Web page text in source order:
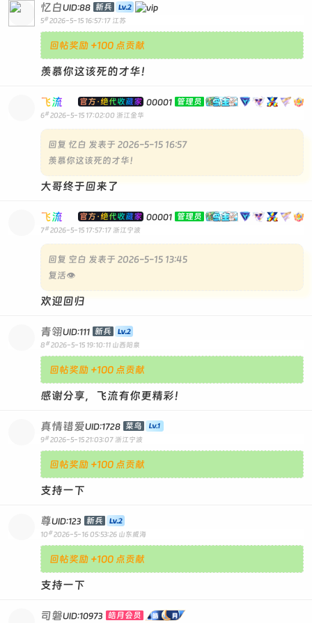
忆白UID:88 新兵
5# 2026-5-15 16:57:17 江苏
回帖奖励 +100 点贡献
羡慕你这该死的才华！
飞流 官方·绝代收藏家 00001 管理员
6# 2026-5-15 17:02:00 浙江金华
回复 忆白 发表于 2026-5-15 16:57
羡慕你这该死的才华！
大哥终于回来了
飞流 官方·绝代收藏家 00001 管理员
7# 2026-5-15 17:57:17 浙江宁波
回复 空白 发表于 2026-5-15 13:45
复活👁️
欢迎回归
青翎UID:111 新兵
8 # 2026-5-15 19:10:11 山西阳泉
回帖奖励 +100 点贡献
感谢分享，飞流有你更精彩！
真情错爱UID:1728 菜鸟
9# 2026-5-15 21:03:07 浙江宁波
回帖奖励 +100 点贡献
支持一下
尊UID:123 新兵
10 # 2026-5-16 05:53:26 山东威海
回帖奖励 +100 点贡献
支持一下
司磐UID:10973 皓月会员